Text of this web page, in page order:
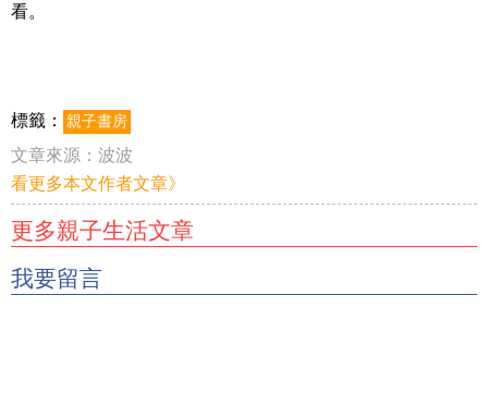
看。
標籤： 親子書房
文章來源： 波波
看更多本文作者文章》
更多親子生活文章
我要留言